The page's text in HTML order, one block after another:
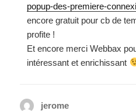
popup-des-premiere-
encore gratuit pour cb de
profite !
Et encore merci Webbax
intéressant et enrichissant
jerome